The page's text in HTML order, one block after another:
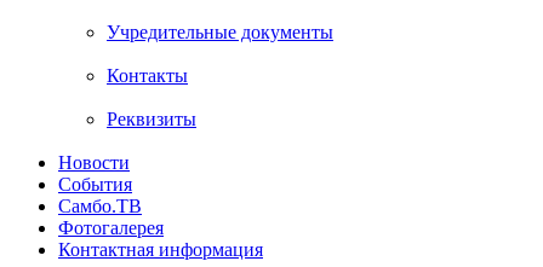
Учредительные документы
Контакты
Реквизиты
Новости
События
Самбо.ТВ
Фотогалерея
Контактная информация